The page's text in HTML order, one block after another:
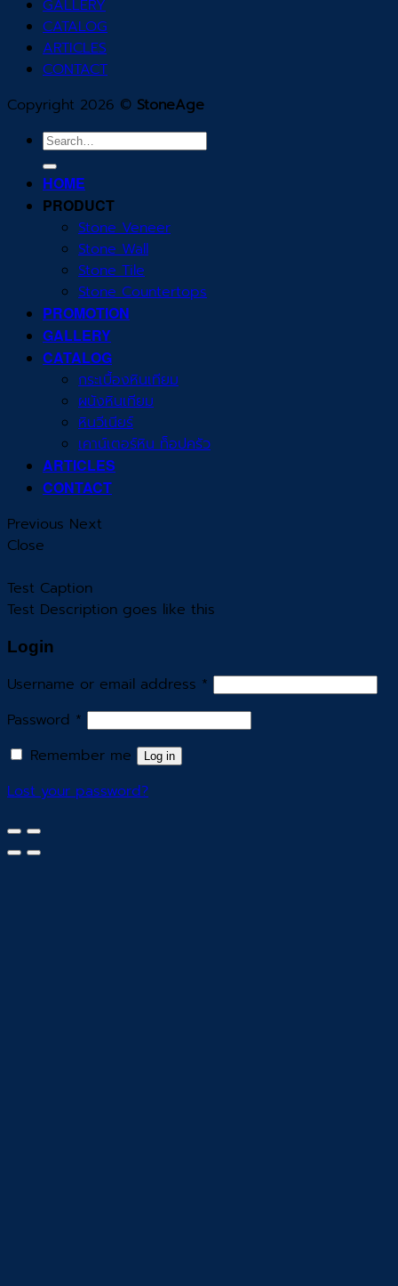
GALLERY
CATALOG
ARTICLES
CONTACT
Copyright 2026 © StoneAge
Search
for:
HOME
PRODUCT
Stone Veneer
Stone Wall
Stone Tile
Stone Countertops
PROMOTION
GALLERY
CATALOG
กระเบื้องหินเทียม
ผนังหินเทียม
หินวีเนียร์
เคาน์เตอร์หิน ท็อปครัว
ARTICLES
CONTACT
Previous Next
Close
Test Caption
Test Description goes like this
Login
Username or email address *
Password *
Remember me
Log in
Lost your password?